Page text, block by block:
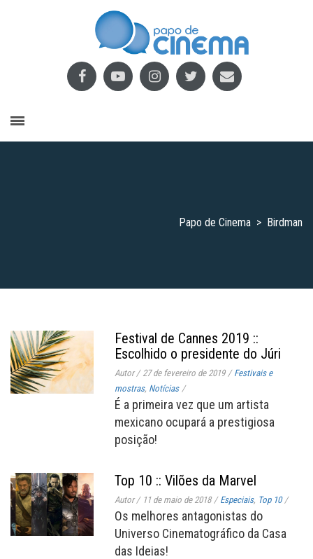
Papo de Cinema > Birdman
Festival de Cannes 2019 ::
Escolhido o presidente do Júri
Autor/ 27 de fevereiro de 2019 / Festivais e
mostras, Notícias /
É a primeira vez que um artista
mexicano ocupará a prestigiosa
posição!
Top 10 :: Vilões da Marvel
Autor/ 11 de maio de 2018 / Especiais, Top 10 /
Os melhores antagonistas do
Universo Cinematográfico da Casa
das Ideias!